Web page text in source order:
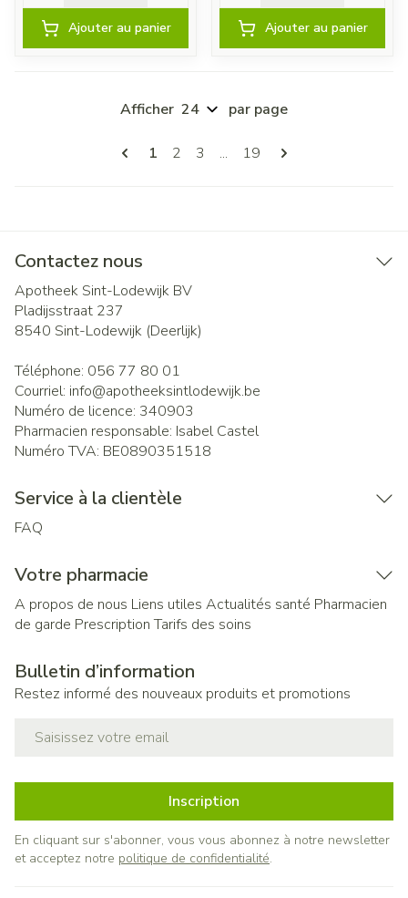
Ajouter au panier Ajouter au panier
Pages
Vous lisez actuellement la page
1 Page
2 Page
3 ... Page
19
Afficher par page
Contactez nous
Apotheek Sint-Lodewijk BV
Pladijsstraat 237
8540 Sint-Lodewijk (Deerlijk)
Téléphone: 056 77 80 01
Courriel: info@apotheeksintlodewijk.be
Numéro de licence: 340903
Pharmacien responsable: Isabel Castel
Numéro TVA: BE0890351518
Service à la clientèle
FAQ
Votre pharmacie
A propos de nous Liens utiles Actualités santé Pharmacien
de garde Prescription Tarifs des soins
Bulletin d’information
Restez informé des nouveaux produits et promotions
Inscription
En cliquant sur s'abonner, vous vous abonnez à notre newsletter
et acceptez notre politique de confidentialité.